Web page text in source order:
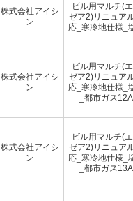
株式会社アイシ
ン
ビル用マルチ(
ゼア2)リニュア
応_寒冷地仕様_
株式会社アイシ
ン
ビル用マルチ(
ゼア2)リニュア
応_寒冷地仕様_
_都市ガス12A
株式会社アイシ
ン
ビル用マルチ(
ゼア2)リニュア
応_寒冷地仕様_
_都市ガス13A